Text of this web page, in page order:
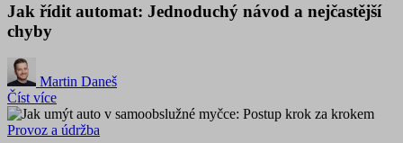
Jak řídit automat: Jednoduchý návod a nejčastější
chyby
Martin Daneš
Číst více
Provoz a údržba